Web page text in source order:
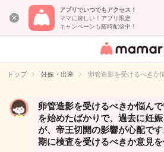
アプリでいつでもアクセス！
ママに嬉しい！アプリ限定
キャンペーンも随時配信中！
女性専用匿名QA
イト
トップ 妊娠・出産 卵管造影を受けるべきか
卵管造影を受けるべきか悩ん
を始めたばかりで、過去に妊
が、帝王切開の影響が心配で
期に検査を受けるべきか意見を